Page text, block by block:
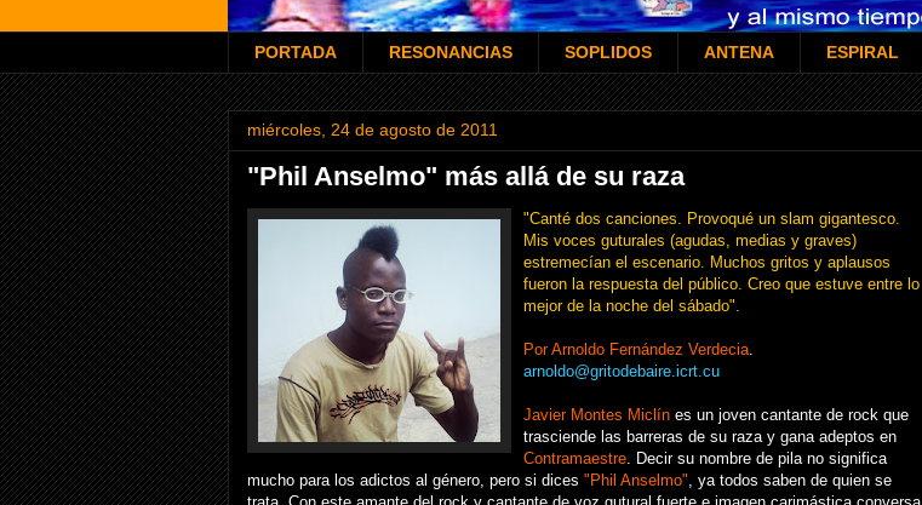
PORTADA RESONANCIAS SOPLIDOS ANTENA ESPIRAL
miércoles, 24 de agosto de 2011
"Phil Anselmo" más allá de su raza
"Canté dos canciones. Provoqué un slam gigantesco.
Mis voces guturales (agudas, medias y graves)
estremecían el escenario. Muchos gritos y aplausos
fueron la respuesta del público. Creo que estuve entre lo
mejor de la noche del sábado".
Por Arnoldo Fernández Verdecia
arnoldo@gritodebaire.icrt.cu
Javier Montes Miclín es un joven cantante de rock que
trasciende las barreras de su raza y gana adeptos en
Contramaestre . Decir su nombre de pila no significa
mucho para los adictos al género, pero si dices "Phil Anselmo" , ya todos saben de quien se